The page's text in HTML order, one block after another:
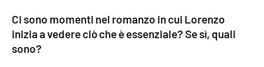
Ci sono momenti nel romanzo in cui Lorenzo
inizia a vedere ciò che è essenziale? Se sì, quali
sono?